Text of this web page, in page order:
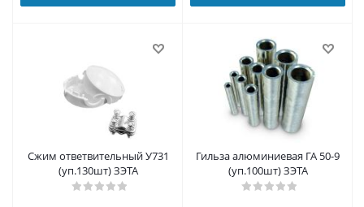
Сжим ответвительный У731
(уп.130шт) ЗЭТА
Гильза алюминиевая ГА 50-9
(уп.100шт) ЗЭТА